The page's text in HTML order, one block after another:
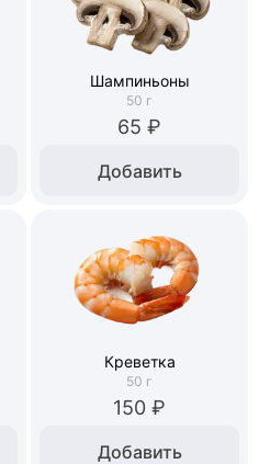
Шампиньоны
50 г
65 ₽
Добавить
Креветка
50 г
150 ₽
Добавить